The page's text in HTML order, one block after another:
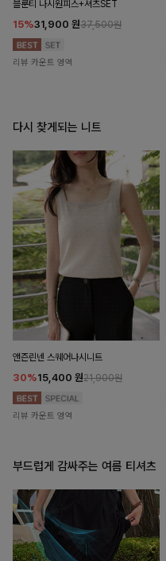
블룬티 나시원피스+셔츠SET
15%31,900 원37,500원
리뷰 카운트 영역
다시 찾게되는 니트
앤즌린넨 스퀘어나시니트
30%15,400 원21,900원
리뷰 카운트 영역
부드럽게 감싸주는 여름 티셔츠